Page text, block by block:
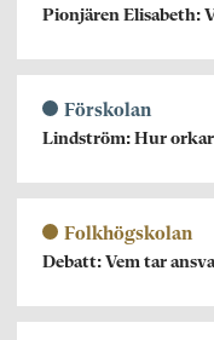
Pionjären Elisabeth:
Förskolan
Lindström: Hur orkar
Folkhögskolan
Debatt: Vem tar